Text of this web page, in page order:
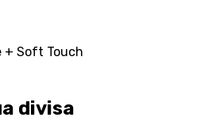
+ Soft Touch
divisa